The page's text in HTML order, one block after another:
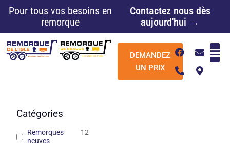
Pour tous vos besoins en
remorque
Contactez nous dès
aujourd'hui →
DEMANDEZ
UN PRIX
F
a
e
E
n
v
e
P
h
n
M
a
p
-
Catégories
Remorques
neuves
12